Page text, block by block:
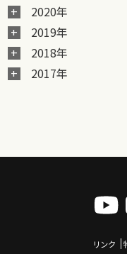
2020年
2019年
2018年
2017年
リンク